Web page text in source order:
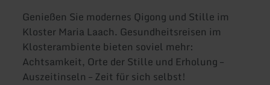
Genießen Sie modernes Qigong und Stille im
Kloster Maria Laach. Gesundheitsreisen im
Klosterambiente bieten soviel mehr:
Achtsamkeit, Orte der Stille und Erholung –
Auszeitinseln – Zeit für sich selbst!